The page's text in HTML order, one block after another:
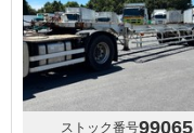
ストック番号99065